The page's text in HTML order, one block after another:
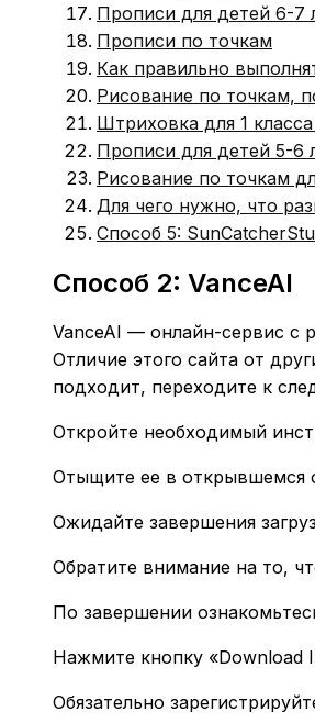
Прописи для детей 6-7
Прописи по точкам
Как правильно
Рисование по точкам,
Штриховка для 1
Прописи для детей 5-6
Рисование по точкам
Для чего нужно, что
Способ 5:
Способ 2: VanceAI
VanceAI — онлайн-сервис с
Отличие этого сайта от
подходит, переходите к
Откройте необходимый
Отыщите ее в открывшемся
Ожидайте завершения
Обратите внимание на то,
По завершении
Нажмите кнопку «Download
Обязательно